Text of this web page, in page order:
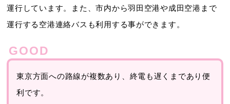
運行しています。また、市内から羽田空港や成田空港まで
運行する空港連絡バスも利用する事ができます。
東京方面への路線が複数あり、終電も遅くまであり便
利です。